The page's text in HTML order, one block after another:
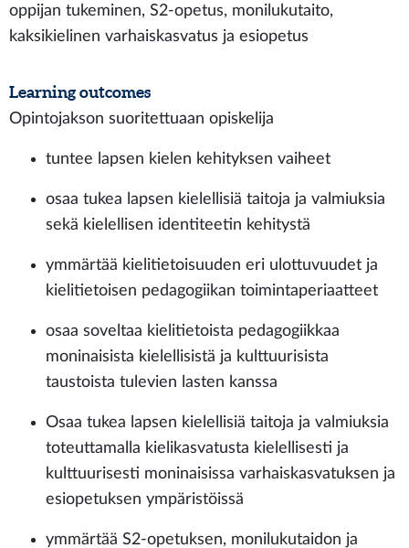
oppijan tukeminen, S2-opetus, monilukutaito,
kaksikielinen varhaiskasvatus ja esiopetus
Learning outcomes
Opintojakson suoritettuaan opiskelija
tuntee lapsen kielen kehityksen vaiheet
osaa tukea lapsen kielellisiä taitoja ja valmiuksia
sekä kielellisen identiteetin kehitystä
ymmärtää kielitietoisuuden eri ulottuvuudet ja
kielitietoisen pedagogiikan toimintaperiaatteet
osaa soveltaa kielitietoista pedagogiikkaa
moninaisista kielellisistä ja kulttuurisista
taustoista tulevien lasten kanssa
Osaa tukea lapsen kielellisiä taitoja ja valmiuksia
toteuttamalla kielikasvatusta kielellisesti ja
kulttuurisesti moninaisissa varhaiskasvatuksen ja
esiopetuksen ympäristöissä
ymmärtää S2-opetuksen, monilukutaidon ja